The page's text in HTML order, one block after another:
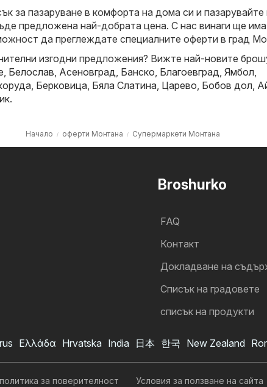
за пазаруване в комфорта на дома си и пазарувайте
предложена най-добрата цена. С нас винаги ще
да преглеждате специалните оферти в град
изгодни предложения? Вижте най-новите
, Белослав, Асеновград, Банско, Благоевград, Ямбол,
, Берковица, Бяла Слатина, Царево, Бобов дол,
.
Начало оферти Монтана Супермаркети Монтана
Broshurko
FAQ
Контакт
Докладване на
Cписък на градовете
списък на продукти
Ελλάδα Hrvatska India 日本 한국 New Zealand
за поверителност Условия за ползване на сайта